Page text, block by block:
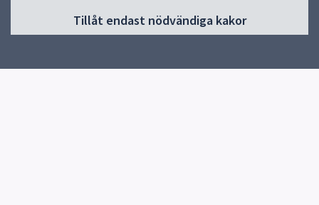
Tillåt endast nödvändiga kakor